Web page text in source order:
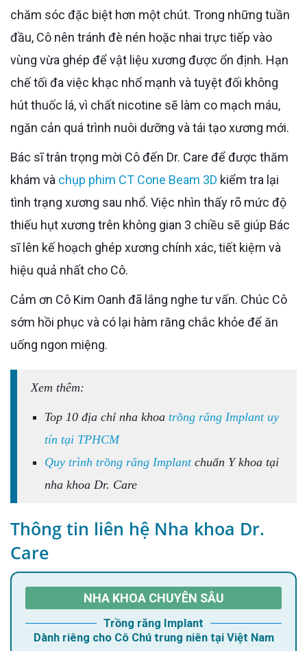
chăm sóc đặc biệt hơn một chút. Trong những tuần
đầu, Cô nên tránh đè nén hoặc nhai trực tiếp vào
vùng vừa ghép để vật liệu xương được ổn định. Hạn
chế tối đa việc khạc nhổ mạnh và tuyệt đối không
hút thuốc lá, vì chất nicotine sẽ làm co mạch máu,
ngăn cản quá trình nuôi dưỡng và tái tạo xương mới.
Bác sĩ trân trọng mời Cô đến Dr. Care để được thăm
khám và chụp phim CT Cone Beam 3D kiểm tra lại
tình trạng xương sau nhổ. Việc nhìn thấy rõ mức độ
thiếu hụt xương trên không gian 3 chiều sẽ giúp Bác
sĩ lên kế hoạch ghép xương chính xác, tiết kiệm và
hiệu quả nhất cho Cô.
Cảm ơn Cô Kim Oanh đã lắng nghe tư vấn. Chúc Cô
sớm hồi phục và có lại hàm răng chắc khỏe để ăn
uống ngon miệng.
Xem thêm:
Top 10 địa chỉ nha khoa trồng răng Implant uy
tín tại TPHCM
Quy trình trồng răng Implantchuẩn Y khoa tại
nha khoa Dr. Care
Thông tin liên hệ Nha khoa Dr.
Care
NHA KHOA CHUYÊN SÂU
Trồng răng Implant
Dành riêng cho Cô Chú trung niên tại Việt Nam